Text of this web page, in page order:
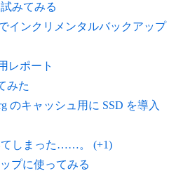
みてみる
インクリメンタルバックアップ
レポート
みた
のキャッシュ用に SSD を導入
てしまった……。 (+1)
プに使ってみる